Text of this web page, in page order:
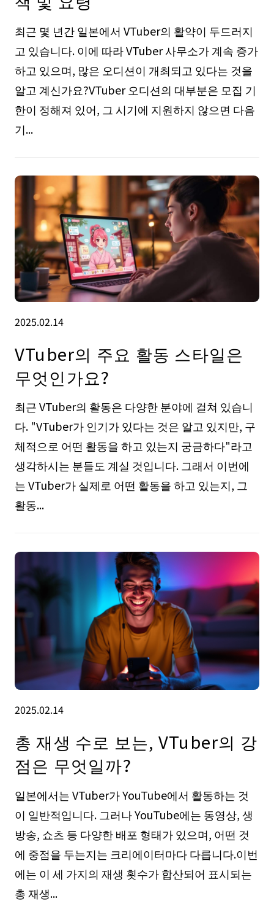
최근 몇 년간 일본에서 VTuber의 활약이 두드러지
고 있습니다. 이에 따라 VTuber 사무소가 계속 증가
하고 있으며, 많은 오디션이 개최되고 있다는 것을
알고 계신가요?VTuber 오디션의 대부분은 모집 기
한이 정해져 있어, 그 시기에 지원하지 않으면 다음
기...
2025.02.14
VTuber의 주요 활동 스타일은
무엇인가요?
최근 VTuber의 활동은 다양한 분야에 걸쳐 있습니
다. "VTuber가 인기가 있다는 것은 알고 있지만, 구
체적으로 어떤 활동을 하고 있는지 궁금하다"라고
생각하시는 분들도 계실 것입니다. 그래서 이번에
는 VTuber가 실제로 어떤 활동을 하고 있는지, 그
활동...
2025.02.14
총 재생 수로 보는, VTuber의 강
점은 무엇일까?
일본에서는 VTuber가 YouTube에서 활동하는 것
이 일반적입니다. 그러나 YouTube에는 동영상, 생
방송, 쇼츠 등 다양한 배포 형태가 있으며, 어떤 것
에 중점을 두는지는 크리에이터마다 다릅니다.이번
에는 이 세 가지의 재생 횟수가 합산되어 표시되는
총 재생...